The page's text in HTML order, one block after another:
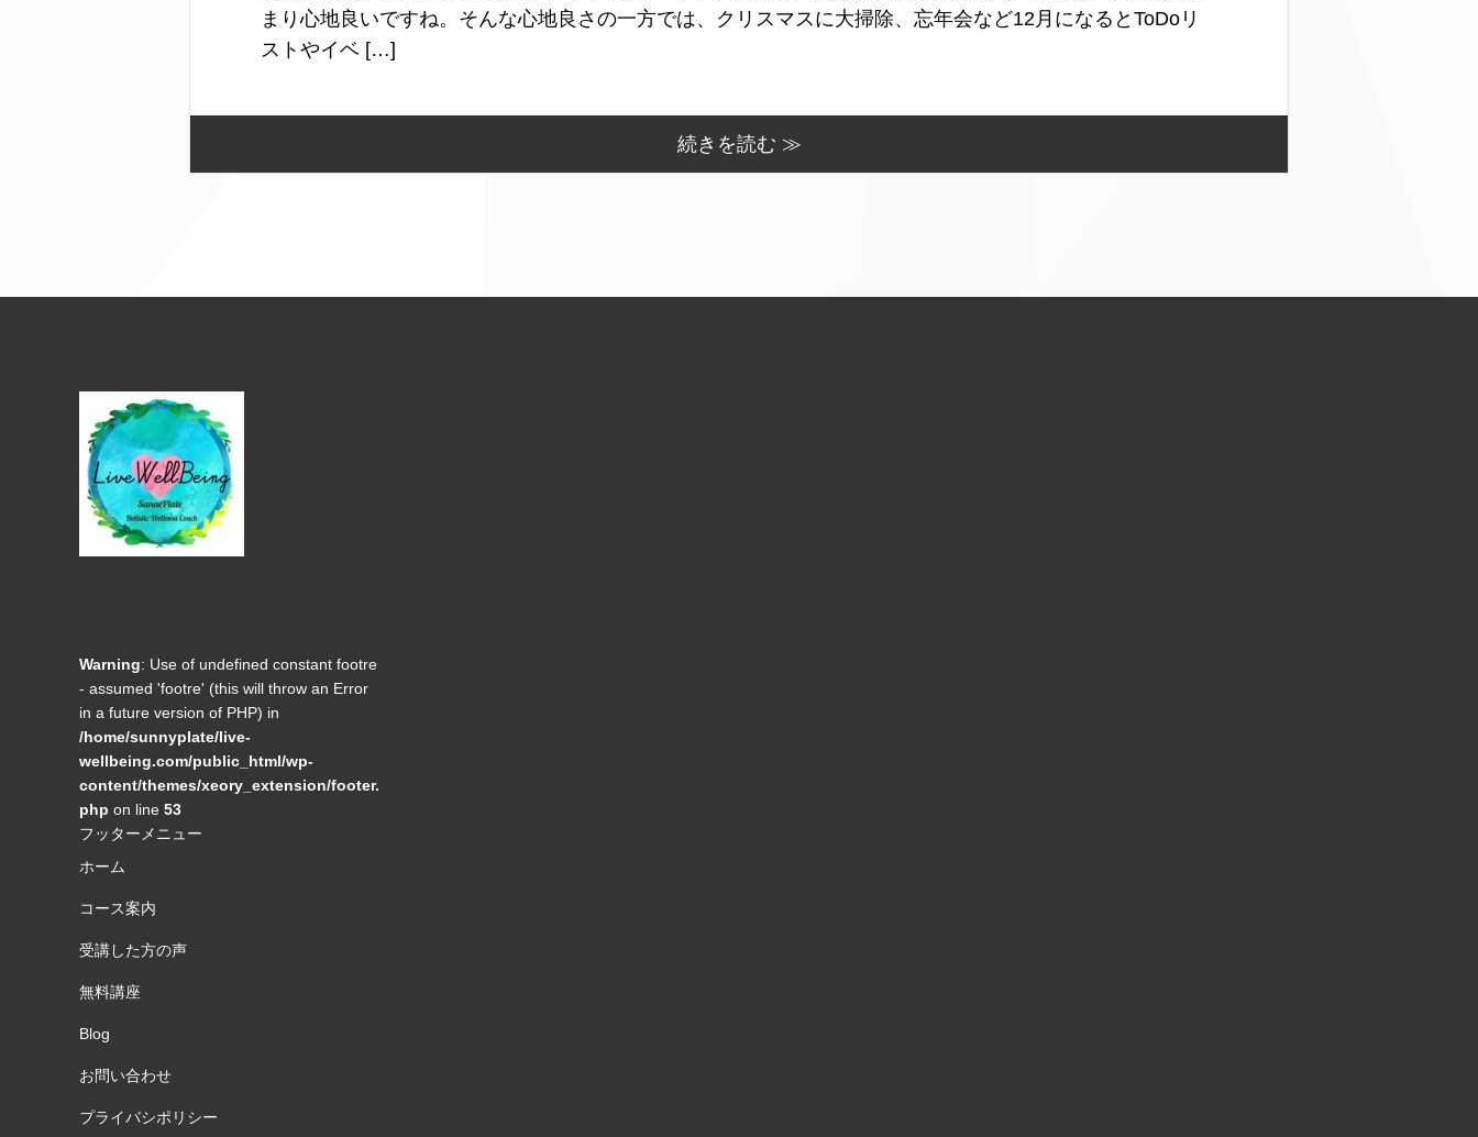
まり心地良いですね。そんな心地良さの一方では、クリスマスに大掃除、忘年会など12月になるとToDoリ
ストやイベ […]
続きを読む ≫
Warning: Use of undefined constant footre
- assumed 'footre' (this will throw an Error
in a future version of PHP) in
/home/sunnyplate/live-
wellbeing.com/public_html/wp-
content/themes/xeory_extension/footer.
php on line 53
フッターメニュー
ホーム
コース案内
受講した方の声
無料講座
Blog
お問い合わせ
プライバシポリシー